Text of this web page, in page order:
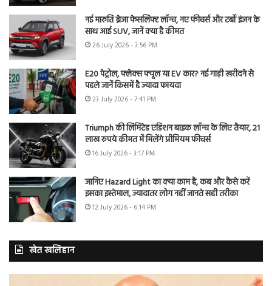
नई मारुति ब्रेजा फेसलिफ्ट लॉन्च, नए फीचर्स और टर्बो इंजन के
साथ आई SUV, जानें क्या है कीमत
26 July 2026 - 3:56 PM
E20 पेट्रोल, फ्लेक्स फ्यूल या EV कार? नई गाड़ी खरीदने से
पहले जानें किसमें है ज्यादा फायदा
23 July 2026 - 7:41 PM
Triumph की लिमिटेड एडिशन बाइक लॉन्च के लिए तैयार, 21
लाख रुपये कीमत में मिलेंगे प्रीमियम फीचर्स
16 July 2026 - 3:17 PM
जानिए Hazard Light का क्या काम है, कब और कैसे करें
इसका इस्तेमाल, ज्यादातर लोग नहीं जानते सही तरीका
12 July 2026 - 6:14 PM
खेत खलिहान